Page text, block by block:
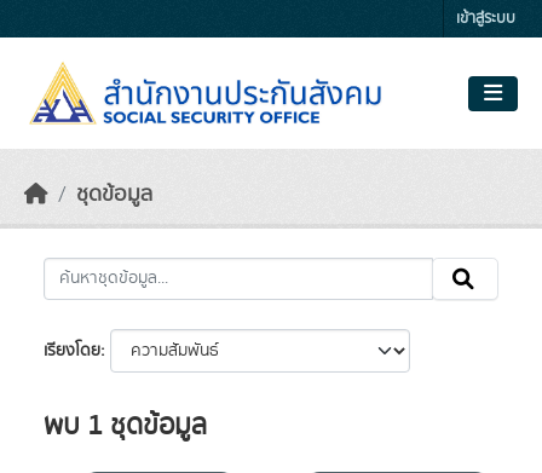
เข้าสู่ระบบ
ชุดข้อมูล
เรียงโดย
พบ 1 ชุดข้อมูล